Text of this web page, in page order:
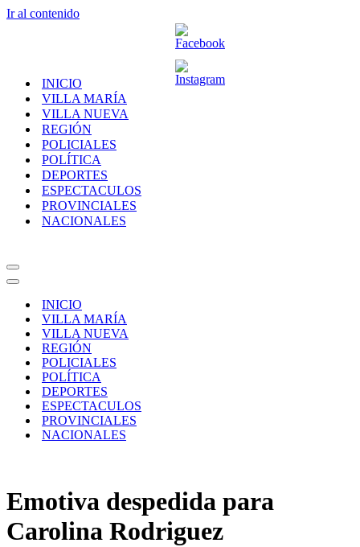
Ir al contenido
INICIO
VILLA MARÍA
VILLA NUEVA
REGIÓN
POLICIALES
POLÍTICA
DEPORTES
ESPECTACULOS
PROVINCIALES
NACIONALES
Menú
de
Menú
navegación
INICIO
VILLA MARÍA
VILLA NUEVA
REGIÓN
POLICIALES
POLÍTICA
DEPORTES
ESPECTACULOS
PROVINCIALES
NACIONALES
Emotiva despedida para
Carolina Rodriguez